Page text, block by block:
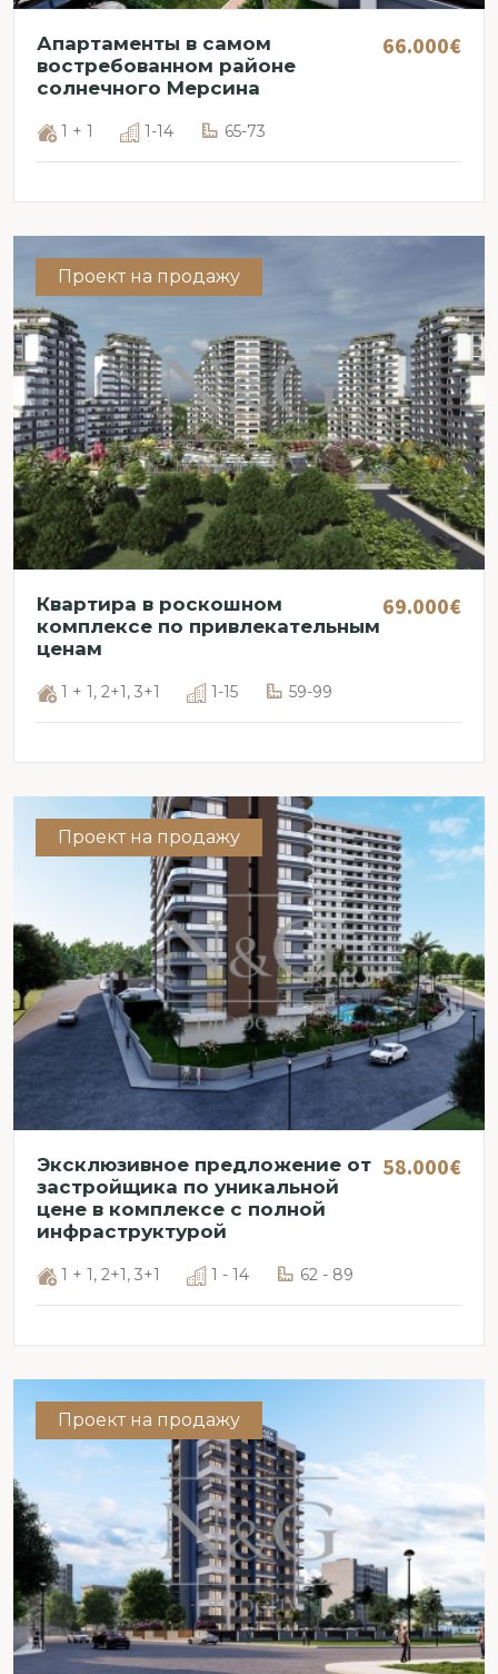
Апартаменты в самом
востребованном районе
солнечного Мерсина
66.000€
1 + 1 1-14 65-73
Проект на продажу
Квартира в роскошном
комплексе по привлекательным
ценам
69.000€
1 + 1, 2+1, 3+1 1-15 59-99
Проект на продажу
Эксклюзивное предложение от
застройщика по уникальной
цене в комплексе с полной
инфраструктурой
58.000€
1 + 1, 2+1, 3+1 1 - 14 62 - 89
Проект на продажу